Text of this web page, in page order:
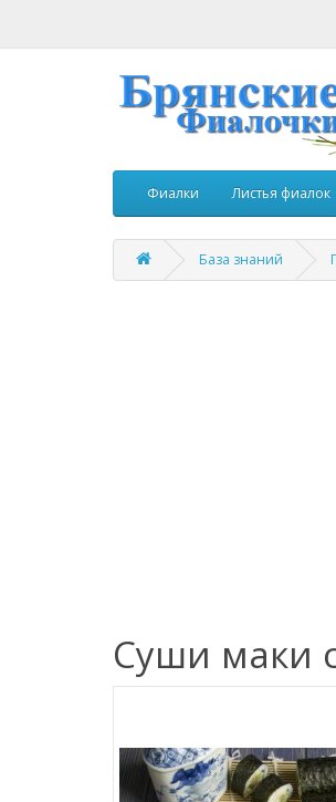
Фиалки Листья фиалок
База знаний
Суши маки